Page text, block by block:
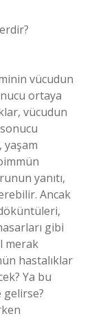
vücudun
ortaya
vücudun
yaşam
yanıtı,
Ancak
gibi
merak
hastalıklar
Ya bu
gelirse?